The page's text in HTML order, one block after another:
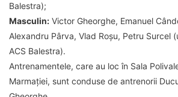
Balestra);
Masculin: Victor Gheorghe, Emanuel
Alexandru Pârva, Vlad Roșu, Petru Surcel
ACS Balestra).
Antrenamentele, care au loc în Sala
Marmației, sunt conduse de antrenorii